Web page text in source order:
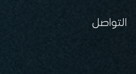
التواصل